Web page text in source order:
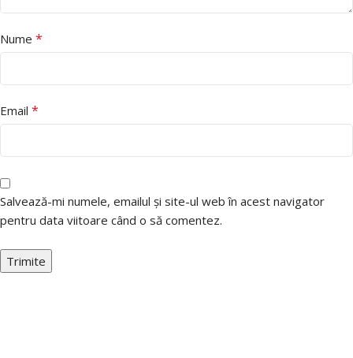
Nume *
Email *
Salvează-mi numele, emailul și site-ul web în acest navigator
pentru data viitoare când o să comentez.